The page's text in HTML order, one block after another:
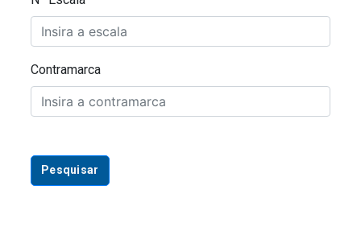
Contramarca
Pesquisar